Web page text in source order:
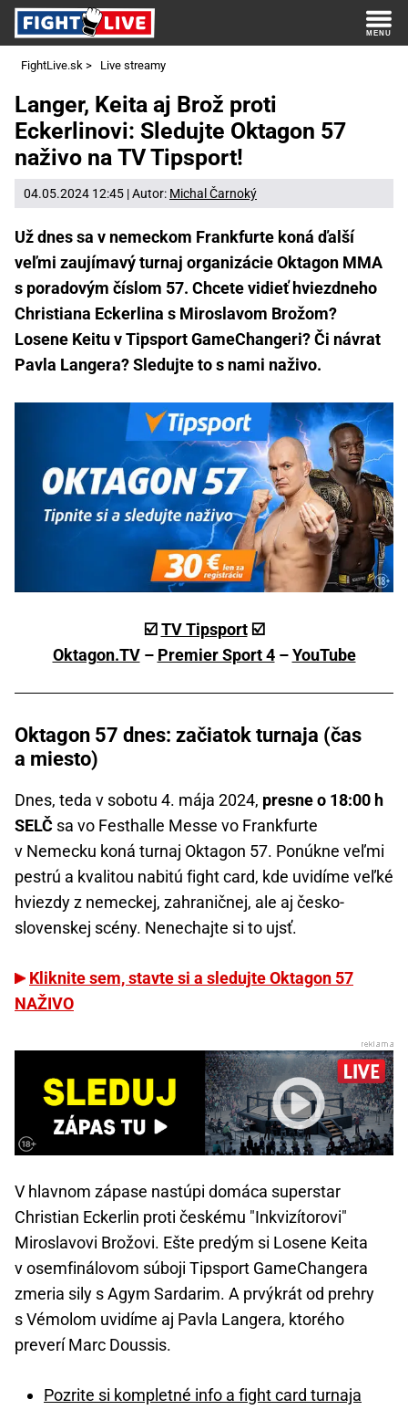
FightLive.sk > Live streamy
Langer, Keita aj Brož proti
Eckerlinovi: Sledujte Oktagon 57
naživo na TV Tipsport!
04.05.2024 12:45 | Autor: Michal Čarnoký
Už dnes sa v nemeckom Frankfurte koná ďalší
veľmi zaujímavý turnaj organizácie Oktagon MMA
s poradovým číslom 57. Chcete vidieť hviezdneho
Christiana Eckerlina s Miroslavom Brožom?
Losene Keitu v Tipsport GameChangeri? Či návrat
Pavla Langera? Sledujte to s nami naživo.
☑️TV Tipsport☑️
Oktagon.TV– Premier Sport 4–YouTube
Oktagon 57 dnes: začiatok turnaja (čas
a miesto)
Dnes, teda v sobotu 4. mája 2024, presne o 18:00 h
SELČ sa vo Festhalle Messe vo Frankfurte
v Nemecku koná turnaj Oktagon 57. Ponúkne veľmi
pestrú a kvalitou nabitú fight card, kde uvidíme veľké
hviezdy z nemeckej, zahraničnej, ale aj česko-
slovenskej scény. Nenechajte si to ujsť.
Kliknite sem, stavte si a sledujte Oktagon 57
NAŽIVO
V hlavnom zápase nastúpi domáca superstar
Christian Eckerlin proti českému "Inkvizítorovi"
Miroslavovi Brožovi. Ešte predým si Losene Keita
v osemfinálovom súboji Tipsport GameChangera
zmeria sily s Agym Sardarim. A prvýkrát od prehry
s Vémolom uvidíme aj Pavla Langera, ktorého
preverí Marc Doussis.
Pozrite si kompletné info a fight card turnaja